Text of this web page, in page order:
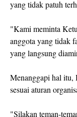
yang tidak patuh
"Kami meminta
anggota yang tidak
yang langsung
Menanggapi hal itu,
sesuai aturan
"Silakan teman-